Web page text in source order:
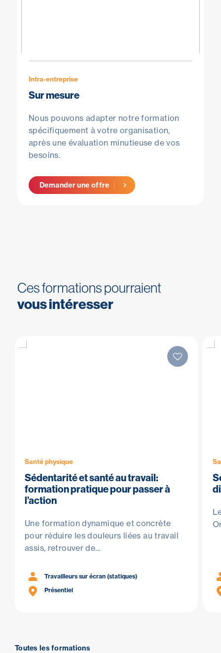
Intra-entreprise
Sur mesure
Nous pouvons adapter notre formation
spécifiquement à votre organisation,
après une évaluation minutieuse de vos
besoins.
Demander une offre
Ces formations pourraient
vous intéresser
Santé physique
Sédentarité et santé au travail:
formation pratique pour passer à
l’action
Une formation dynamique et concrète
pour réduire les douleurs liées au travail
assis, retrouver de...
Travailleurs sur écran (statiques)
Présentiel
Toutes les formations